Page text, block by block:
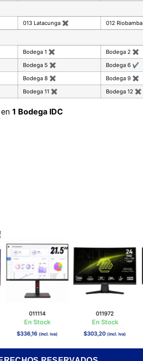
013 Latacunga ✖ 012 Riobamba
Bodega 1 ✖ Bodega 2 ✖
Bodega 5 ✖ Bodega 6 ✔
Bodega 8 ✖ Bodega 9 ✖
Bodega 11 ✖ Bodega 12 ✖
1 Bodega IDC
011114
En Stock
$336,16 (incl. iva)
011972
En Stock
$303,20 (incl. iva)